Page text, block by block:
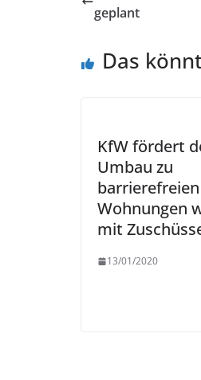
geplant
Das
KfW fördert
Umbau zu
barrierefreien
Wohnungen
mit
13/01/2020